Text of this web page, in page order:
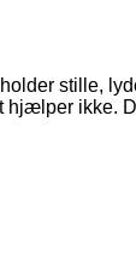
stille,
ikke.